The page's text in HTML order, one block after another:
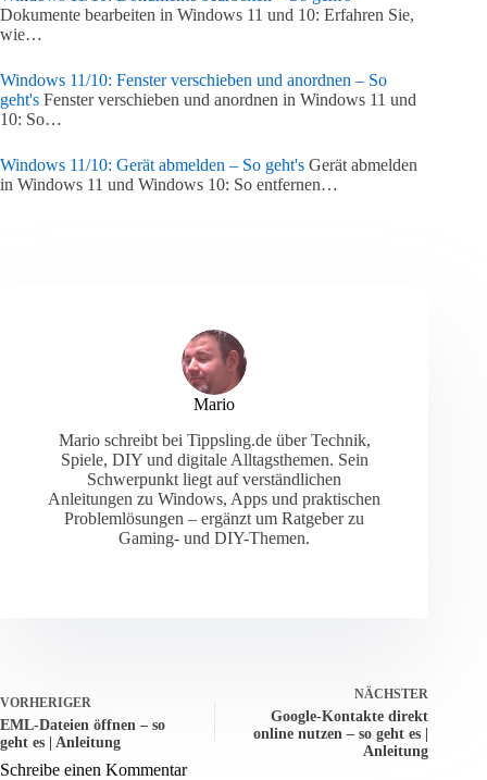
Dokumente bearbeiten in Windows 11 und 10: Erfahren Sie,
wie…
Windows 11/10: Fenster verschieben und anordnen – So
geht's Fenster verschieben und anordnen in Windows 11 und
10: So…
Windows 11/10: Gerät abmelden – So geht's Gerät abmelden
in Windows 11 und Windows 10: So entfernen…
Mario
Mario schreibt bei Tippsling.de über Technik,
Spiele, DIY und digitale Alltagsthemen. Sein
Schwerpunkt liegt auf verständlichen
Anleitungen zu Windows, Apps und praktischen
Problemlösungen – ergänzt um Ratgeber zu
Gaming- und DIY-Themen.
VORHERIGER
EML-Dateien öffnen – so
geht es | Anleitung
NÄCHSTER
Google-Kontakte direkt
online nutzen – so geht es |
Anleitung
Schreibe einen Kommentar